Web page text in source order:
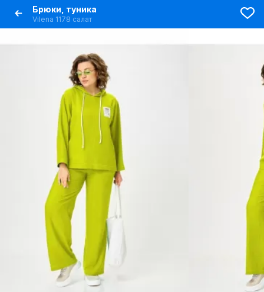
Брюки, туника
Vilena 1178 салат